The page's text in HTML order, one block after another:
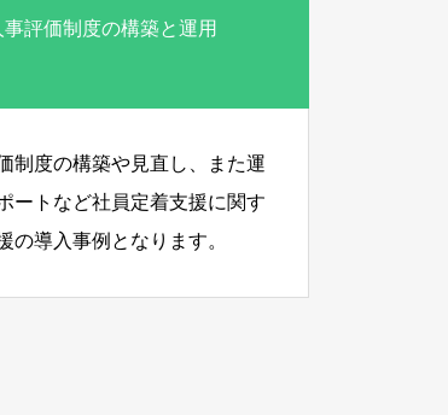
事評価制度の構築と運用
制度の構築や見直し、また運
ートなど社員定着支援に関す
の導入事例となります。